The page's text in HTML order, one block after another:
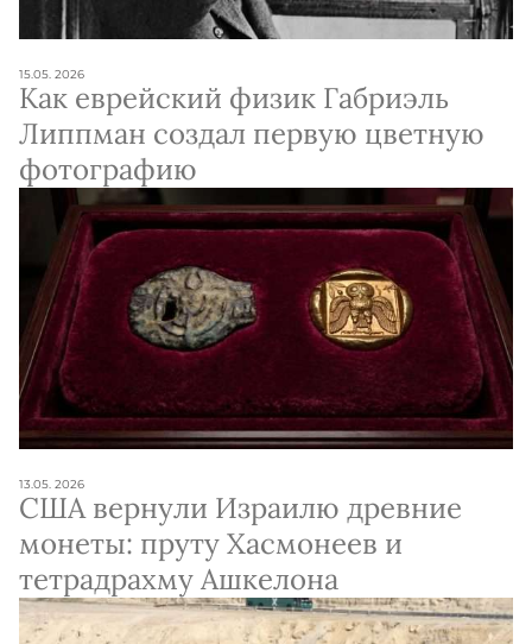
15.05. 2026
Как еврейский физик Габриэль
Липпман создал первую цветную
фотографию
13.05. 2026
США вернули Израилю древние
монеты: пруту Хасмонеев и
тетрадрахму Ашкелона